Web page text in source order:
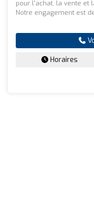
pour l'achat, la vente et
Notre engagement est
Horaires